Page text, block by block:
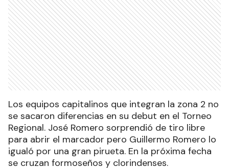
Los equipos capitalinos que integran la zona 2 no
se sacaron diferencias en su debut en el Torneo
Regional. José Romero sorprendió de tiro libre
para abrir el marcador pero Guillermo Romero lo
igualó por una gran pirueta. En la próxima fecha
se cruzan formoseños y clorindenses.